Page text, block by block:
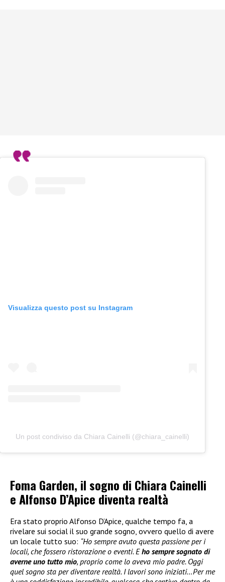
Visualizza questo post su Instagram
Un post condiviso da Chiara Cainelli (@chiara_cainelli)
Foma Garden, il sogno di Chiara Cainelli
e Alfonso D’Apice diventa realtà
Era stato proprio Alfonso D’Apice, qualche tempo fa, a
rivelare sui social il suo grande sogno, ovvero quello di avere
un locale tutto suo: “Ho sempre avuto questa passione per i
locali, che fossero ristorazione o eventi. Eho sempre sognato di
averne uno tutto mio, proprio come lo aveva mio padre. Oggi
quel sogno sta per diventare realtà. I lavori sono iniziati…Per me